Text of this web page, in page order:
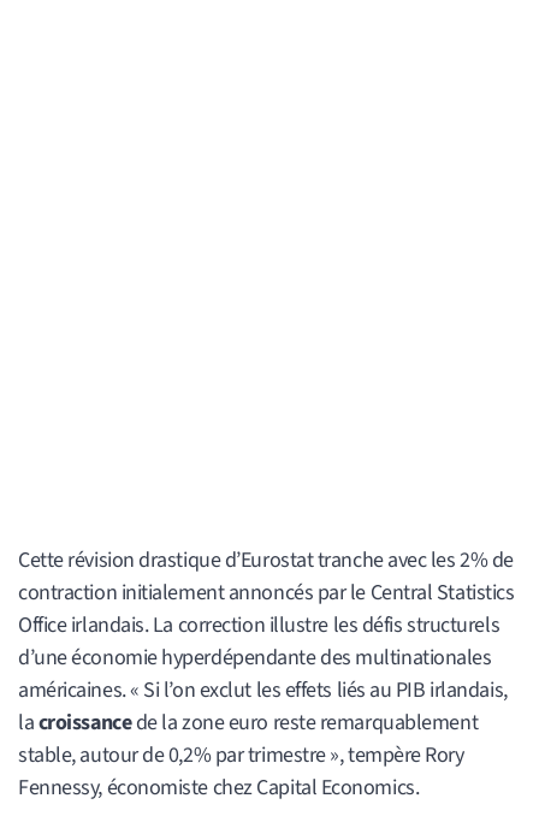
Cette révision drastique d’Eurostat tranche avec les 2% de
contraction initialement annoncés par le Central Statistics
Office irlandais. La correction illustre les défis structurels
d’une économie hyperdépendante des multinationales
américaines. « Si l’on exclut les effets liés au PIB irlandais,
lacroissancede la zone euro reste remarquablement
stable, autour de 0,2% par trimestre », tempère Rory
Fennessy, économiste chez Capital Economics.